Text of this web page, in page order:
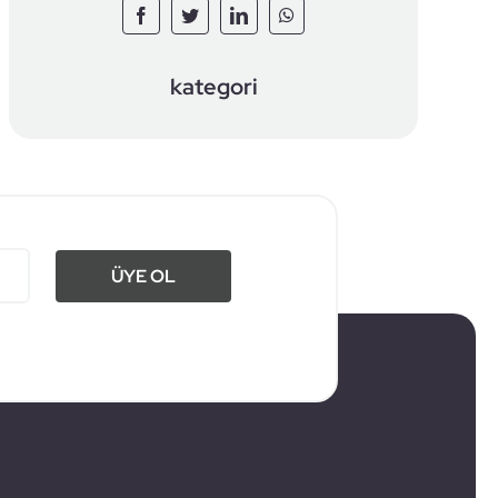
kategori
ÜYE OL